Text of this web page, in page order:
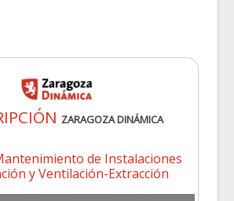
ZARAGOZA DINÁMICA
de Instalaciones
y Ventilación-Extracción